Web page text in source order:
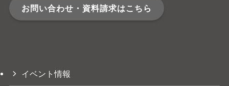
お問い合わせ・資料請求はこちら
イベント情報